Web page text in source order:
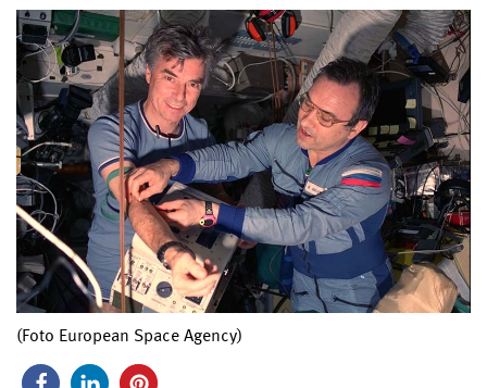
(Foto European Space Agency)